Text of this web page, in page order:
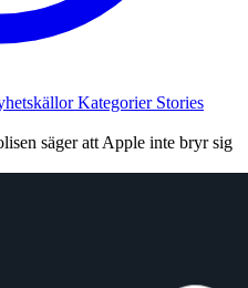
Kategorier Stories
säger att Apple inte bryr sig